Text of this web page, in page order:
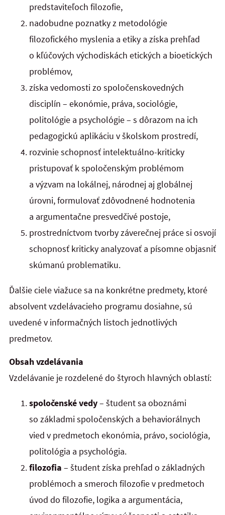
predstaviteľoch filozofie,
nadobudne poznatky z metodológie
filozofického myslenia a etiky a získa prehľad
o kľúčových východiskách etických a bioetických
problémov,
získa vedomosti zo spoločenskovedných
disciplín – ekonómie, práva, sociológie,
politológie a psychológie – s dôrazom na ich
pedagogickú aplikáciu v školskom prostredí,
rozvinie schopnosť intelektuálno-kriticky
pristupovať k spoločenským problémom
a výzvam na lokálnej, národnej aj globálnej
úrovni, formulovať zdôvodnené hodnotenia
a argumentačne presvedčivé postoje,
prostredníctvom tvorby záverečnej práce si osvojí
schopnosť kriticky analyzovať a písomne objasniť
skúmanú problematiku.
Ďalšie ciele viažuce sa na konkrétne predmety, ktoré
absolvent vzdelávacieho programu dosiahne, sú
uvedené v informačných listoch jednotlivých
predmetov.
Obsah vzdelávania
Vzdelávanie je rozdelené do štyroch hlavných oblastí:
spoločenské vedy– študent sa oboznámi
so základmi spoločenských a behaviorálnych
vied v predmetoch ekonómia, právo, sociológia,
politológia a psychológia.
filozofia – študent získa prehľad o základných
problémoch a smeroch filozofie v predmetoch
úvod do filozofie, logika a argumentácia,